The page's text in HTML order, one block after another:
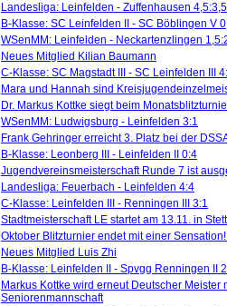
Landesliga: Leinfelden - Zuffenhausen 4,5:3,5
B-Klasse: SC Leinfelden II - SC Böblingen V
WSenMM: Leinfelden - Neckartenzlingen
Neues Mitglied Kilian Baumann
C-Klasse: SC Magstadt III - SC Leinfelden III
Mara und Hannah sind
Dr. Markus Kottke siegt beim
WSenMM: Ludwigsburg - Leinfelden 3:1
Frank Gehringer erreicht 3. Platz bei der
B-Klasse: Leonberg III - Leinfelden II 0:4
Jugendvereinsmeisterschaft Runde 7 ist
Landesliga: Feuerbach - Leinfelden 4:4
C-Klasse: Leinfelden III - Renningen III 3:1
Stadtmeisterschaft LE startet am 13.11. in
Oktober Blitzturnier endet mit einer
Neues Mitglied Luis Zhi
B-Klasse: Leinfelden II - Spvgg Renningen II
Markus Kottke wird erneut Deutscher Meister
Seniorenmannschaft